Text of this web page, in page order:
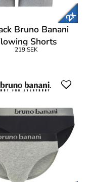
Bruno Banani
Shorts
219 SEK